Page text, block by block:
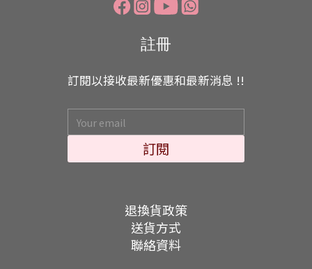
註冊
訂閱以接收最新優惠和最新消息 !!
訂閱
退換貨政策
送貨方式
聯絡資料